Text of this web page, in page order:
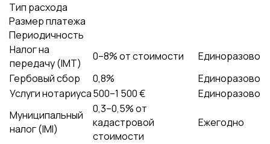
Тип расхода
Размер платежа
Периодичность
Налог на
передачу (IMT)
0–8% от стоимости
Единоразово
Гербовый сбор
0,8%
Единоразово
Услуги нотариуса500–1 500 €
Единоразово
Муниципальный
налог (IMI)
0,3–0,5% от
кадастровой
стоимости
Ежегодно